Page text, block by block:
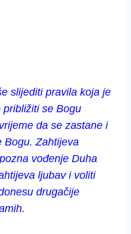
slijediti pravila koja je
se Bogu
da se zastane i
Bogu. Zahtijeva
vođenje Duha
ljubav i voliti
drugačije